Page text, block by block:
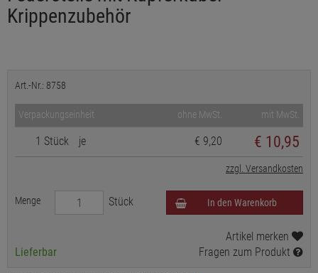
Krippenzubehör
Art.-Nr.: 8758
Verpackungseinheit ohne MwSt. mit MwSt.
1 Stück je € 9,20 € 10,95
zzgl. Versandkosten
Menge Stück In den Warenkorb
Lieferbar
Artikel merken
Fragen zum Produkt